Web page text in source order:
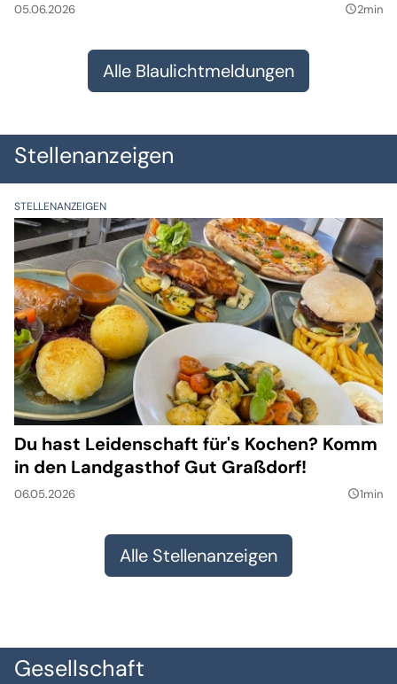
05.06.2026 query_builder2min
Alle Blaulichtmeldungen
Stellenanzeigen
STELLENANZEIGEN
Du hast Leidenschaft für's Kochen? Komm
in den Landgasthof Gut Graßdorf!
06.05.2026 query_builder1min
Alle Stellenanzeigen
Gesellschaft